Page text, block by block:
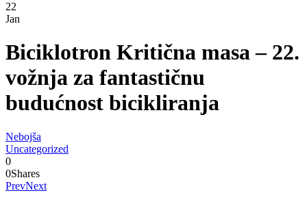
22
Jan
Biciklotron Kritična masa – 22.
vožnja za fantastičnu
budućnost bicikliranja
Nebojša
Uncategorized
0
0Shares
PrevNext